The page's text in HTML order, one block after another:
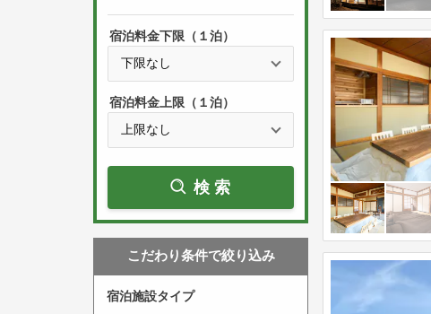
e
w
a
r
w
e
t
e
w
a
r
w
宿泊料金下限（１泊）
宿泊料金上限（１泊）
検索
こだわり条件で絞り込み
宿泊施設タイプ